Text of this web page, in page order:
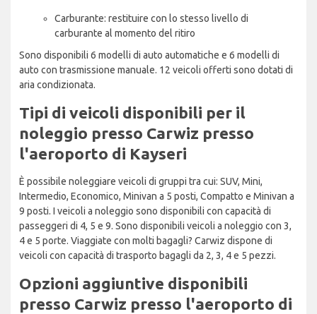
Carburante: restituire con lo stesso livello di
carburante al momento del ritiro
Sono disponibili 6 modelli di auto automatiche e 6 modelli di
auto con trasmissione manuale. 12 veicoli offerti sono dotati di
aria condizionata.
Tipi di veicoli disponibili per il
noleggio presso Carwiz presso
l'aeroporto di Kayseri
È possibile noleggiare veicoli di gruppi tra cui: SUV, Mini,
Intermedio, Economico, Minivan a 5 posti, Compatto e Minivan a
9 posti. I veicoli a noleggio sono disponibili con capacità di
passeggeri di 4, 5 e 9. Sono disponibili veicoli a noleggio con 3,
4 e 5 porte. Viaggiate con molti bagagli? Carwiz dispone di
veicoli con capacità di trasporto bagagli da 2, 3, 4 e 5 pezzi.
Opzioni aggiuntive disponibili
presso Carwiz presso l'aeroporto di